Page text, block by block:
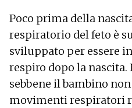
Poco prima della
respiratorio del feto è
sviluppato per essere
respiro dopo la
sebbene il bambino
movimenti respiratori